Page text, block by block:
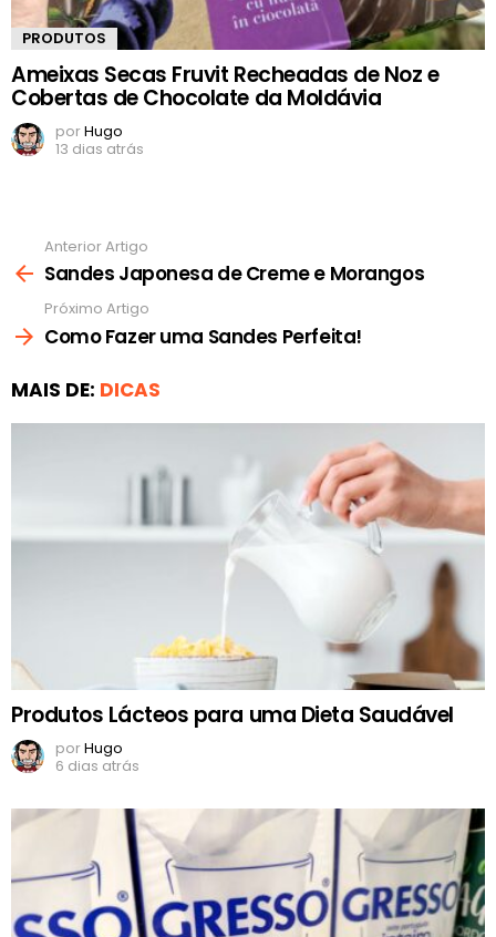
PRODUTOS
Ameixas Secas Fruvit Recheadas de Noz e
Cobertas de Chocolate da Moldávia
porHugo
13 dias atrás
mais
Anterior Artigo
Sandes Japonesa de Creme e Morangos
Próximo Artigo
Como Fazer uma Sandes Perfeita!
MAIS DE: DICAS
Produtos Lácteos para uma Dieta Saudável
porHugo
6 dias atrás